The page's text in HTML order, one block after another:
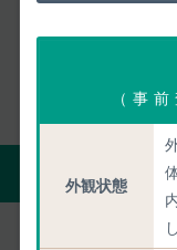
（事
外観状態